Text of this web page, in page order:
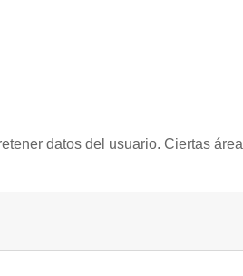
datos del usuario. Ciertas